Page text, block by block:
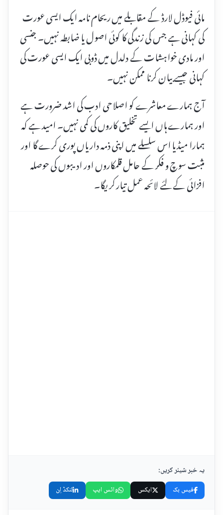
مائی فیوڈل لارڈ کے مقابلے میں ریحام نامہ ایک ایسی عورت
کی کہانی ہے جس کی زندگی کا کوئی اصول یا ضابطہ نہیں۔ جنسی
اور مادی خواہشات کے دلدل میں ڈوبی ایک ایسی عورت کی
کہانی جیسے بیان کرنا ممکن نہیں۔
آج ہمارے معاشرے کو اصلاحی ادب کی اشد ضرورت ہے
اور ہمارے ہاں ایسے تخلیق کاروں کی کمی نہیں۔ امید ہے کہ
ہمارا میڈیا اس سلسلے میں اپنی ذمہ داریاں پوری کرے گا اور
مثبت سوچ و فکر کے حامل قلمکاروں اور ادیبوں کی حوصلہ
افزائی کے لئے لائحہ عمل تیار کریگا۔
یہ خبر شیئر کریں:
فیس بک ایکس واٹس ایپ لنکڈ اِن